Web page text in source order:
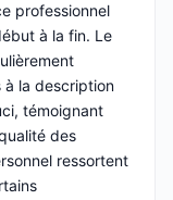
professionnel
à la fin. Le
à la description
témoignant
des
ressortent